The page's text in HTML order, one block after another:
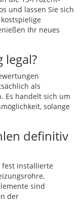
und lassen Sie sich
Ihr neues
als
Es handelt sich um
solange
definitiv
fest installierte
sind
der